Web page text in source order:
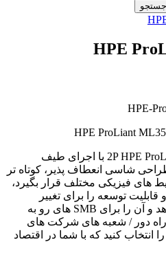
جستجو
HPE
سرور ایمن 2P HPE ProLiant ML350 Gen10 با اجرای طیف
شاسی انعطاف پذیر، کوتاه تر
های فیزیکی مختلف قرار بگیرد،
توسعه را برای تغییر
نیازهای کسب و کار ارائه می دهد و آن را برای SMB های رو به
راه دور / شعبه های شرکت های
بزرگ و مراکز داده. این برج 2P را انتخاب کنید که با شما در اقتصاد